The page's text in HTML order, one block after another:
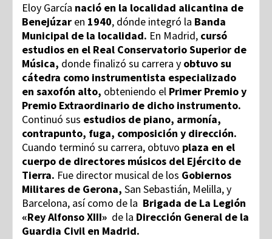
Eloy García nació en la localidad alicantina de
Benejúzar en 1940, dónde integró la Banda
Municipal de la localidad. En Madrid, cursó
estudios en el Real Conservatorio Superior de
Música, donde finalizó su carrera y obtuvo su
cátedra como instrumentista especializado
en saxofón alto, obteniendo el Primer Premio y
Premio Extraordinario de dicho instrumento.
Continuó sus estudios de piano, armonía,
contrapunto, fuga, composición y dirección.
Cuando terminó su carrera, obtuvo plaza en el
cuerpo de directores músicos del Ejército de
Tierra. Fue director musical de los Gobiernos
Militares de Gerona, San Sebastián, Melilla, y
Barcelona, así como de la Brigada de La Legión
«Rey Alfonso XIII» de la Dirección General de la
Guardia Civil en Madrid.